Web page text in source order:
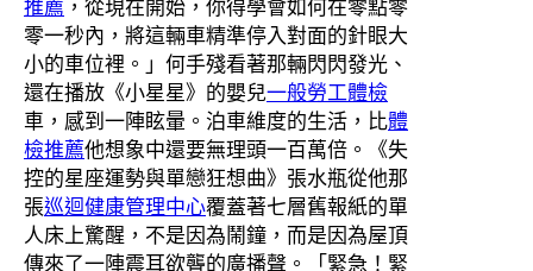
推薦 ，從現在開始，你得學會如何在零點零
零一秒內，將這輛車精準停入對面的針眼大
小的車位裡。」何手殘看著那輛閃閃發光、
還在播放《小星星》的嬰兒一般勞工體檢
車，感到一陣眩暈。泊車維度的生活，比體
檢推薦他想象中還要無理頭一百萬倍。《失
控的星座運勢與單戀狂想曲》張水瓶從他那
張巡迴健康管理中心覆蓋著七層舊報紙的單
人床上驚醒，不是因為鬧鐘，而是因為屋頂
傳來了一陣震耳欲聾的廣播聲。「緊急！緊